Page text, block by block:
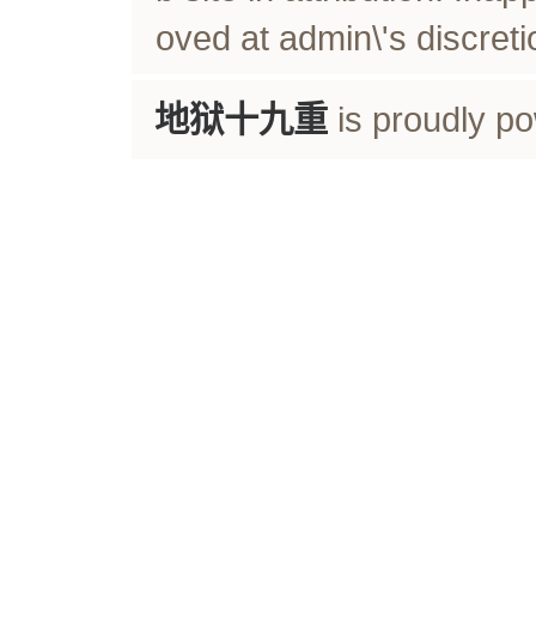
oved at admin\'s
地狱十九重is proudly